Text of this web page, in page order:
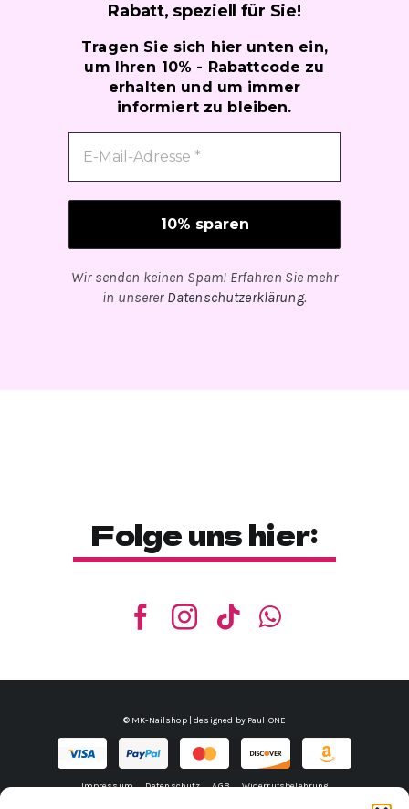
Rabatt, speziell für Sie!
Tragen Sie sich hier unten ein,
um Ihren 10% - Rabattcode zu
erhalten und um immer
informiert zu bleiben.
Wir senden keinen Spam! Erfahren Sie mehr
in unserer Datenschutzerklärung.
Folge uns hier:
© MK-Nailshop | designed by PauliONE
Impressum Datenschutz AGB Widerrufsbelehrung